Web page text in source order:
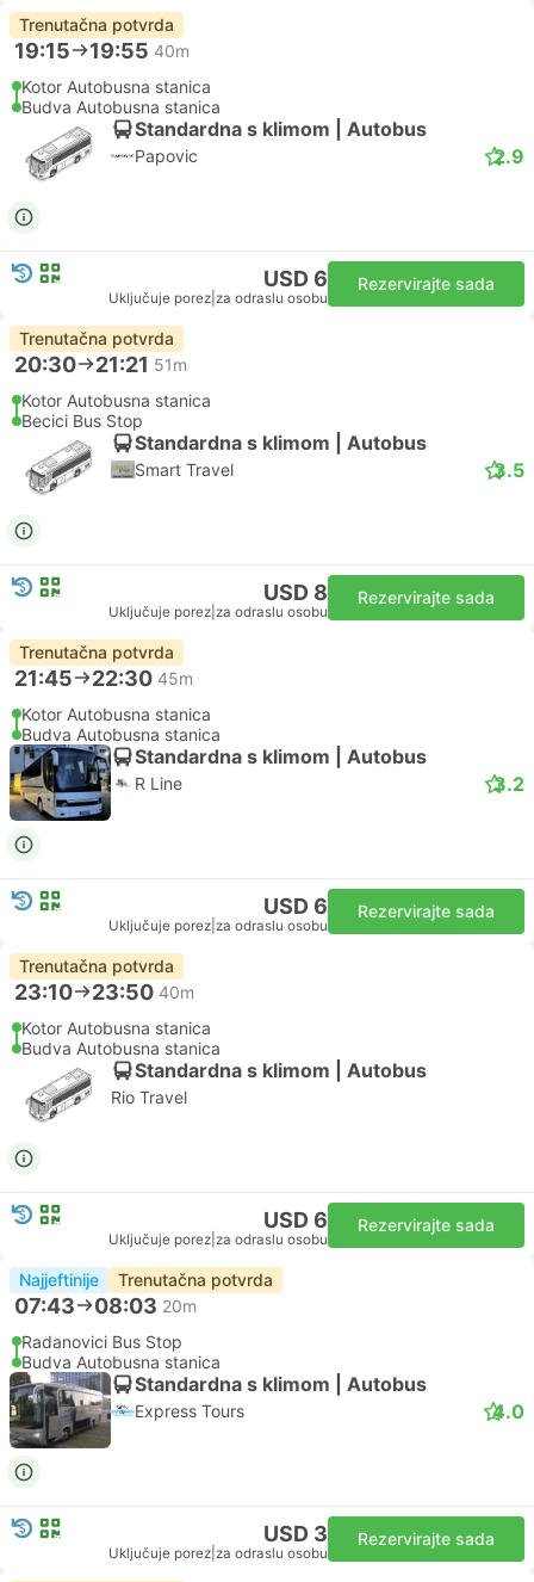
Trenutačna potvrda
19:15 19:55 40m
Kotor Autobusna stanica
Budva Autobusna stanica
Standardna s klimom | Autobus
Papovic 2.9
USD 6
Uključuje porez za odraslu osobu
Rezervirajte sada
Trenutačna potvrda
20:30 21:21 51m
Kotor Autobusna stanica
Becici Bus Stop
Standardna s klimom | Autobus
Smart Travel 3.5
USD 8
Uključuje porez za odraslu osobu
Rezervirajte sada
Trenutačna potvrda
21:45 22:30 45m
Kotor Autobusna stanica
Budva Autobusna stanica
Standardna s klimom | Autobus
R Line 3.2
USD 6
Uključuje porez za odraslu osobu
Rezervirajte sada
Trenutačna potvrda
23:10 23:50 40m
Kotor Autobusna stanica
Budva Autobusna stanica
Standardna s klimom | Autobus
Rio Travel
USD 6
Uključuje porez za odraslu osobu
Rezervirajte sada
Najjeftinije Trenutačna potvrda
07:43 08:03 20m
Radanovici Bus Stop
Budva Autobusna stanica
Standardna s klimom | Autobus
Express Tours 4.0
USD 3
Uključuje porez za odraslu osobu
Rezervirajte sada